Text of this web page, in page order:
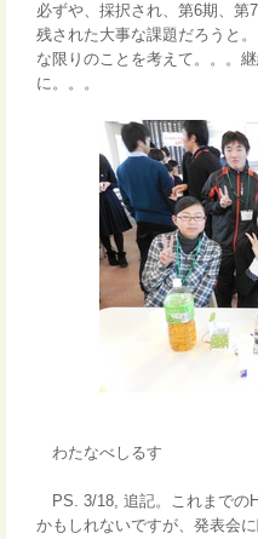
必ずや、採択され、第6期、第
残された大事な課題だろうと
な限りのことを考えて。。。
に。。。
わたなべしるす
PS. 3/18, 追記。これまでの
かもしれないですが、発表会